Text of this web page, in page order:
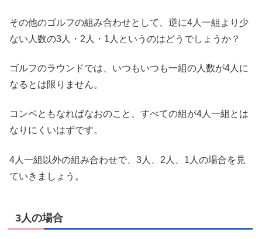
その他のゴルフの組み合わせとして、逆に4人一組より少
ない人数の3人・2人・1人というのはどうでしょうか？
ゴルフのラウンドでは、いつもいつも一組の人数が4人に
なるとは限りません。
コンペともなればなおのこと、すべての組が4人一組とは
なりにくいはずです。
4人一組以外の組み合わせで、3人、2人、1人の場合を見
ていきましょう。
3人の場合